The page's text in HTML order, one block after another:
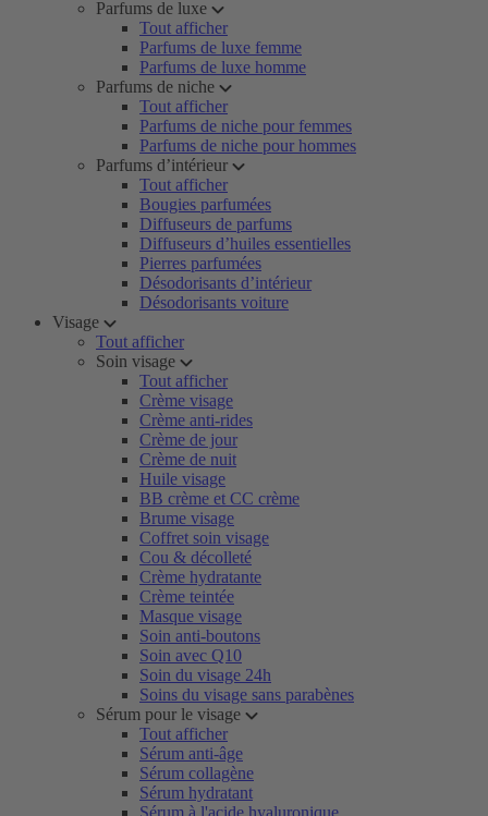
Parfums de luxe
Tout afficher
Parfums de luxe femme
Parfums de luxe homme
Parfums de niche
Tout afficher
Parfums de niche pour femmes
Parfums de niche pour hommes
Parfums d’intérieur
Tout afficher
Bougies parfumées
Diffuseurs de parfums
Diffuseurs d’huiles essentielles
Pierres parfumées
Désodorisants d’intérieur
Désodorisants voiture
Visage
Tout afficher
Soin visage
Tout afficher
Crème visage
Crème anti-rides
Crème de jour
Crème de nuit
Huile visage
BB crème et CC crème
Brume visage
Coffret soin visage
Cou & décolleté
Crème hydratante
Crème teintée
Masque visage
Soin anti-boutons
Soin avec Q10
Soin du visage 24h
Soins du visage sans parabènes
Sérum pour le visage
Tout afficher
Sérum anti-âge
Sérum collagène
Sérum hydratant
Sérum à l'acide hyaluronique